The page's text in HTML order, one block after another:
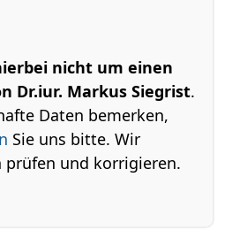
nicht um einen
Dr.iur. Markus Siegrist.
Daten bemerken,
Sie uns bitte. Wir
prüfen und korrigieren.